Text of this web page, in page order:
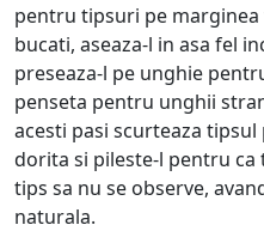
pentru tipsuri pe
bucati, aseaza-l in asa fel
preseaza-l pe unghie
penseta pentru unghii
acesti pasi scurteaza
dorita si pileste-l pentru
tips sa nu se observe,
naturala.